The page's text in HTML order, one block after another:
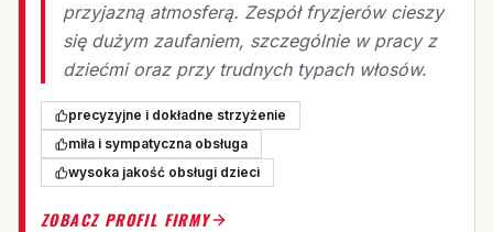
przyjazną atmosferą. Zespół fryzjerów cieszy
się dużym zaufaniem, szczególnie w pracy z
dziećmi oraz przy trudnych typach włosów.
precyzyjne i dokładne strzyżenie
miła i sympatyczna obsługa
wysoka jakość obsługi dzieci
ZOBACZ PROFIL FIRMY